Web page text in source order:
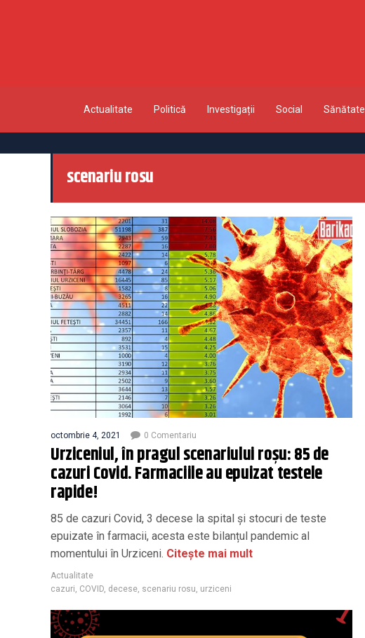
Actualitate Politică Investigații Social Sănătate
scenariu rosu
octombrie 4, 2021 0 Comentariu
Urziceniul, în pragul scenariului roșu: 85 de
cazuri Covid. Farmaciile au epuizat testele
rapide!
85 de cazuri Covid, 3 decese la spital și stocuri de teste
epuizate în farmacii, acesta este bilanțul pandemic al
momentului în Urziceni. Citește mai mult
Actualitate
cazuri COVID decese scenariu rosu urziceni